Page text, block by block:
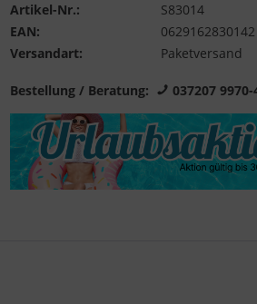
Artikel-Nr.:
S83014
EAN:
0629162830142
Versandart:
Paketversand
Bestellung / Beratung: 037207 9970-